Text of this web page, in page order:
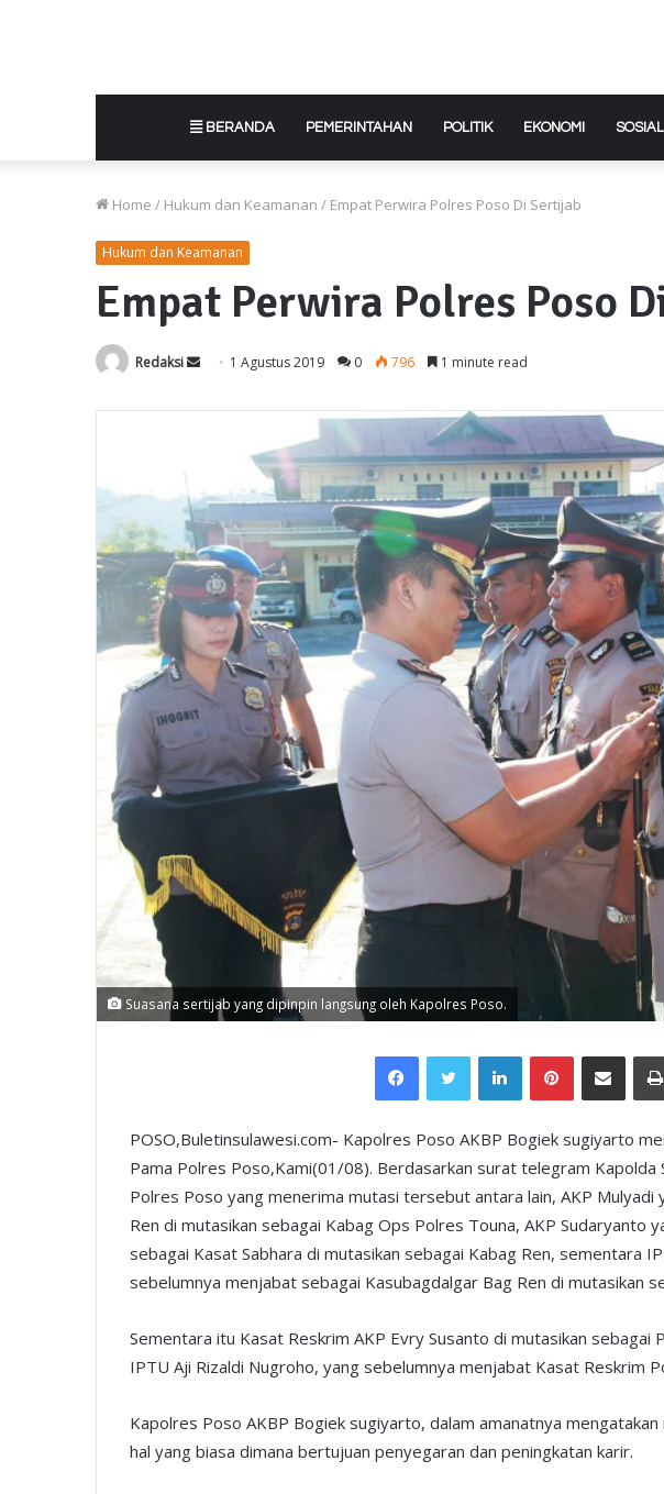
BERANDA PEMERINTAHAN POLITIK EKONOMI SOSIAL
Home / Hukum dan Keamanan / Empat Perwira Polres Poso Di Sertijab
Hukum dan Keamanan
Empat Perwira Polres Poso
Redaksi
Send
email
1 Agustus 2019 0 796 1 minute read
Suasana sertijab yang dipinpin langsung oleh Kapolres Poso.
FacebookTwitter LinkedInPinterestShare via Email
POSO,Buletinsulawesi.com- Kapolres Poso AKBP Bogiek sugiyarto
Pama Polres Poso,Kami(01/08). Berdasarkan surat telegram Kapolda
Polres Poso yang menerima mutasi tersebut antara lain, AKP Mulyadi
Ren di mutasikan sebagai Kabag Ops Polres Touna, AKP Sudaryanto
sebagai Kasat Sabhara di mutasikan sebagai Kabag Ren, sementara
sebelumnya menjabat sebagai Kasubagdalgar Bag Ren di mutasikan
Sementara itu Kasat Reskrim AKP Evry Susanto di mutasikan sebagai
IPTU Aji Rizaldi Nugroho, yang sebelumnya menjabat Kasat Reskrim
Kapolres Poso AKBP Bogiek sugiyarto, dalam amanatnya
hal yang biasa dimana bertujuan penyegaran dan peningkatan karir.